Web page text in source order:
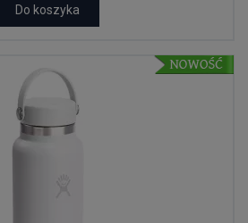
Do koszyka